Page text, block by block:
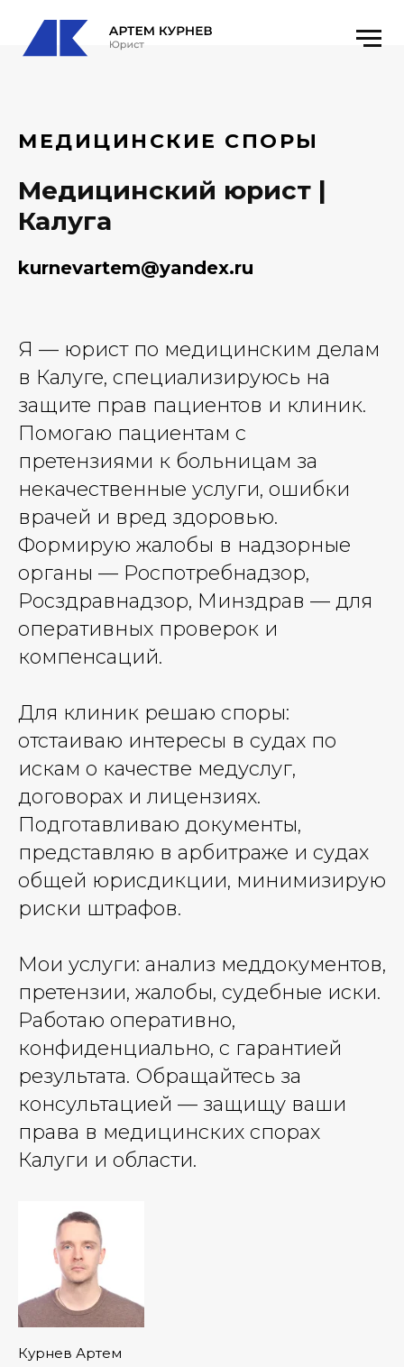
МЕДИЦИНСКИЕ СПОРЫ
Медицинский юрист |
Калуга
kurnevartem@yandex.ru
Я — юрист по медицинским делам
в Калуге, специализируюсь на
защите прав пациентов и клиник.
Помогаю пациентам с
претензиями к больницам за
некачественные услуги, ошибки
врачей и вред здоровью.
Формирую жалобы в надзорные
органы — Роспотребнадзор,
Росздравнадзор, Минздрав — для
оперативных проверок и
компенсаций.
Для клиник решаю споры:
отстаиваю интересы в судах по
искам о качестве медуслуг,
договорах и лицензиях.
Подготавливаю документы,
представляю в арбитраже и судах
общей юрисдикции, минимизирую
риски штрафов.
Мои услуги: анализ меддокументов,
претензии, жалобы, судебные иски.
Работаю оперативно,
конфиденциально, с гарантией
результата. Обращайтесь за
консультацией — защищу ваши
права в медицинских спорах
Калуги и области.
Курнев Артем